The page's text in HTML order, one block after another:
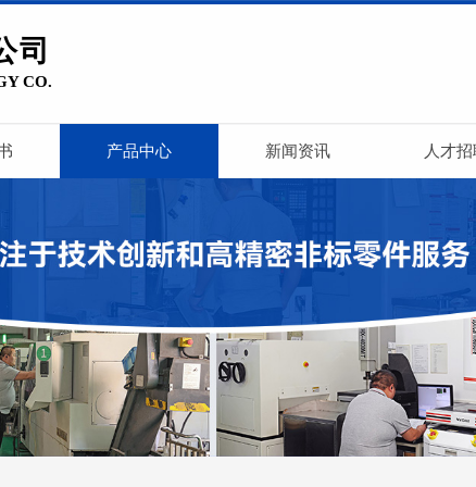
司
CO.
产品中心 新闻资讯 人才